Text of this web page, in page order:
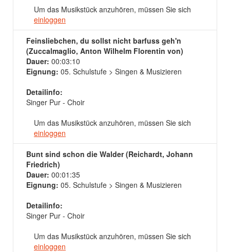
Um das Musikstück anzuhören, müssen Sie sich
einloggen
Feinsliebchen, du sollst nicht barfuss geh'n
(Zuccalmaglio, Anton Wilhelm Florentin von)
Dauer: 00:03:10
Eignung: 05. Schulstufe > Singen & Musizieren
Detailinfo:
Singer Pur - Choir
Um das Musikstück anzuhören, müssen Sie sich
einloggen
Bunt sind schon die Walder (Reichardt, Johann
Friedrich)
Dauer: 00:01:35
Eignung: 05. Schulstufe > Singen & Musizieren
Detailinfo:
Singer Pur - Choir
Um das Musikstück anzuhören, müssen Sie sich
einloggen